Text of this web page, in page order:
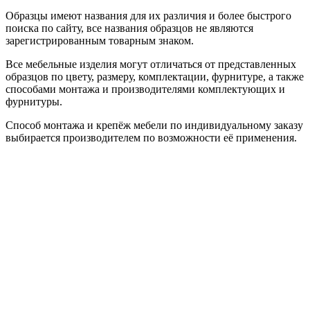
Образцы имеют названия для их различия и более быстрого
поиска по сайту, все названия образцов не являются
зарегистрированным товарным знаком.
Все мебельные изделия могут отличаться от представленных
образцов по цвету, размеру, комплектации, фурнитуре, а также
способами монтажа и производителями комплектующих и
фурнитуры.
Способ монтажа и крепёж мебели по индивидуальному заказу
выбирается производителем по возможности её применения.